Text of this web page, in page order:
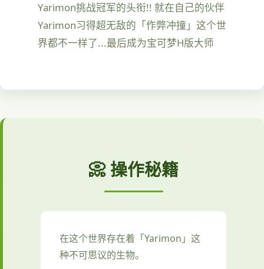
Yarimon挑战冠军的头衔!! 就在自己的伙伴
Yarimon习得超无敌的「作弊冲撞」这个世
界都不一样了...最后成为宝可梦H版大师
📀 操作秘籍
在这个世界存在着「Yarimon」这
种不可思议的生物。